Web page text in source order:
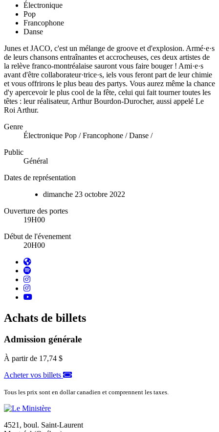
Électronique
Pop
Francophone
Danse
Junes et JACO, c'est un mélange de groove et d'explosion. Armé·e·s
de leurs chansons entraînantes et accrocheuses, ces deux artistes de
la relève franco-montréalaise sauront vous faire bouger ! Ami·e·s
avant d'être collaborateur·trice·s, iels vous feront part de leur chimie
et vous offrirons le plus beau des partys. Vous aurez même la chance
d'y apercevoir le plus cool de la fête, celui qui fait tourner toutes les
têtes : leur réalisateur, Arthur Bourdon-Durocher, aussi appelé Le
Roi Arthur.
Genre
Électronique Pop / Francophone / Danse /
Public
Général
Dates de représentation
dimanche 23 octobre 2022
Ouverture des portes
19H00
Début de l'évenement
20H00
Achats de billets
Admission générale
À partir de 17,74 $
Acheter vos billets
Tous les prix sont en dollar canadien et comprennent les taxes.
4521, boul. Saint-Laurent